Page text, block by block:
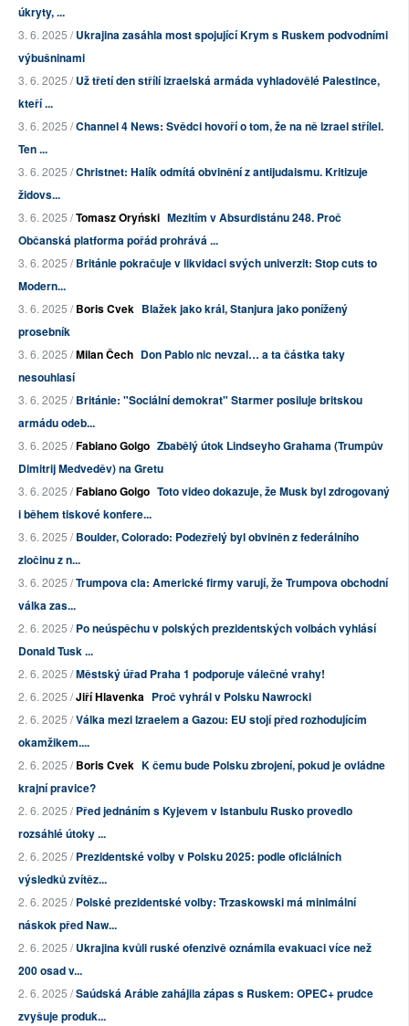
úkryty, ...
3. 6. 2025 /Ukrajina zasáhla most spojující Krym s Ruskem podvodními
výbušninami
3. 6. 2025 /Už třetí den střílí izraelská armáda vyhladovělé Palestince,
kteří ...
3. 6. 2025 /Channel 4 News: Svědci hovoří o tom, že na ně Izrael střílel.
Ten ...
3. 6. 2025 /Christnet: Halík odmítá obvinění z antijudaismu. Kritizuje
židovs...
3. 6. 2025 /Tomasz Oryński Mezitím v Absurdistánu 248. Proč
Občanská platforma pořád prohrává ...
3. 6. 2025 /Británie pokračuje v likvidaci svých univerzit: Stop cuts to
Modern...
3. 6. 2025 /Boris Cvek Blažek jako král, Stanjura jako ponížený
prosebník
3. 6. 2025 /Milan Čech Don Pablo nic nevzal… a ta částka taky
nesouhlasí
3. 6. 2025 /Británie: "Sociální demokrat" Starmer posiluje britskou
armádu odeb...
3. 6. 2025 /Fabiano Golgo Zbabělý útok Lindseyho Grahama (Trumpův
Dimitrij Medveděv) na Gretu
3. 6. 2025 /Fabiano Golgo Toto video dokazuje, že Musk byl zdrogovaný
i během tiskové konfere...
3. 6. 2025 /Boulder, Colorado: Podezřelý byl obviněn z federálního
zločinu z n...
3. 6. 2025 /Trumpova cla: Americké firmy varují, že Trumpova obchodní
válka zas...
2. 6. 2025 /Po neúspěchu v polských prezidentských volbách vyhlásí
Donald Tusk ...
2. 6. 2025 /Městský úřad Praha 1 podporuje válečné vrahy!
2. 6. 2025 /Jiří Hlavenka Proč vyhrál v Polsku Nawrocki
2. 6. 2025 /Válka mezi Izraelem a Gazou: EU stojí před rozhodujícím
okamžikem....
2. 6. 2025 /Boris Cvek K čemu bude Polsku zbrojení, pokud je ovládne
krajní pravice?
2. 6. 2025 /Před jednáním s Kyjevem v Istanbulu Rusko provedlo
rozsáhlé útoky ...
2. 6. 2025 /Prezidentské volby v Polsku 2025: podle oficiálních
výsledků zvítěz...
2. 6. 2025 /Polské prezidentské volby: Trzaskowski má minimální
náskok před Naw...
2. 6. 2025 /Ukrajina kvůli ruské ofenzivě oznámila evakuaci více než
200 osad v...
2. 6. 2025 /Saúdská Arábie zahájila zápas s Ruskem: OPEC+ prudce
zvyšuje produk...